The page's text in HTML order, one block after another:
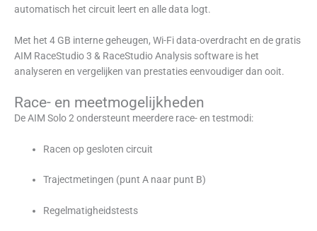
automatisch het circuit leert en alle data logt.
Met het 4 GB interne geheugen, Wi-Fi data-overdracht en de gratis
AIM RaceStudio 3 & RaceStudio Analysis software is het
analyseren en vergelijken van prestaties eenvoudiger dan ooit.
Race- en meetmogelijkheden
De AIM Solo 2 ondersteunt meerdere race- en testmodi:
Racen op gesloten circuit
Trajectmetingen (punt A naar punt B)
Regelmatigheidstests